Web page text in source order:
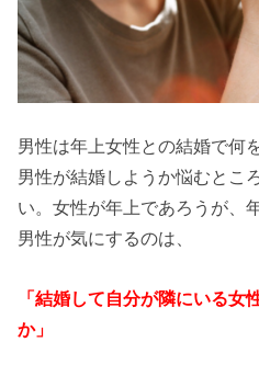
男性は年上女性との結婚で何
男性が結婚しようか悩むとこ
い。女性が年上であろうが、
男性が気にするのは、
「結婚して自分が隣にいる女
か」